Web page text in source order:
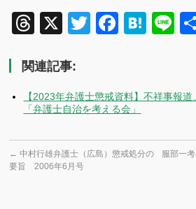
Threads
X Twitter
関連記事:
【2023年弁護士懲戒資料】不祥事報
「弁護士自治を考える会」
← 中村行雄弁護士（広島）懲戒処分の
要旨 2006年6月号
服部一